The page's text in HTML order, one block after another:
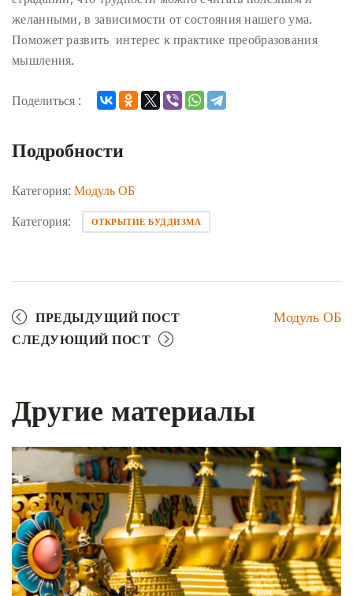
желанными, в зависимости от состояния нашего ума.
Поможет развить интерес к практике преобразования
мышления.
Поделиться :
Подробности
Категория: Модуль ОБ
Категория:
ОТКРЫТИЕ БУДДИЗМА
ПРЕДЫДУЩИЙ ПОСТ Модуль ОБ
СЛЕДУЮЩИЙ ПОСТ
Другие материалы